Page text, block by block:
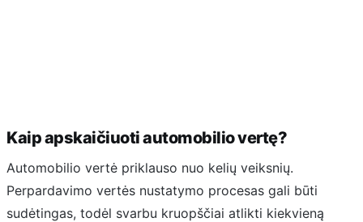
Kaip apskaičiuoti automobilio vertę?
Automobilio vertė priklauso nuo kelių veiksnių.
Perpardavimo vertės nustatymo procesas gali būti
sudėtingas, todėl svarbu kruopščiai atlikti kiekvieną